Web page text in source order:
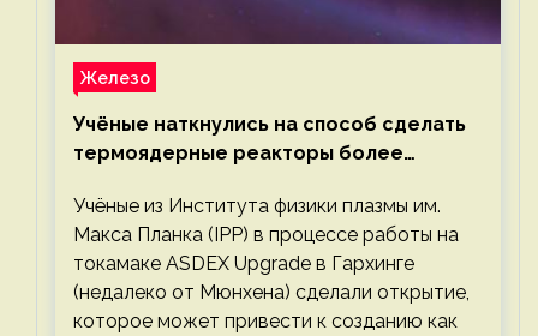
Железо
Учёные наткнулись на способ сделать
термоядерные реакторы более
Учёные из Института физики плазмы им.
Макса Планка (IPP) в процессе работы на
токамаке ASDEX Upgrade в Гархинге
(недалеко от Мюнхена) сделали открытие,
которое может привести к созданию как